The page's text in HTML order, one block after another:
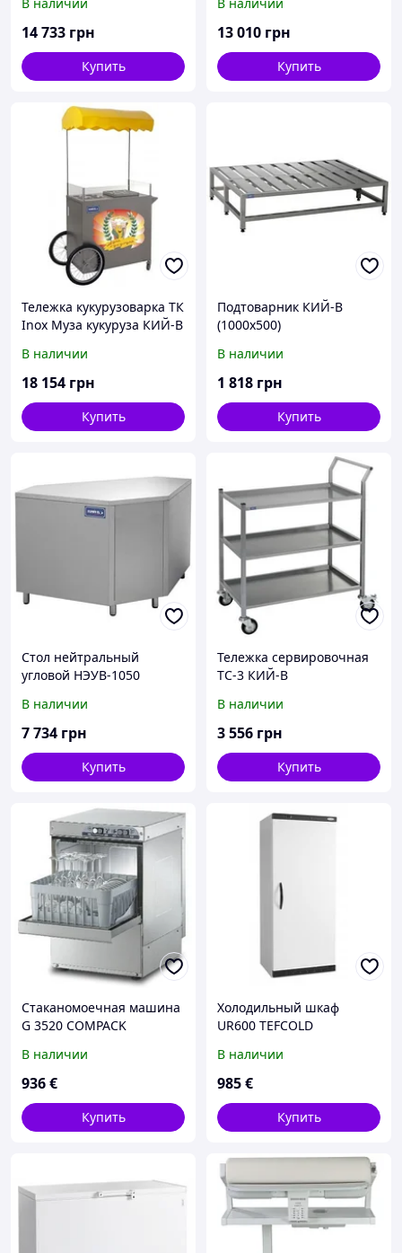
14 733 грн
Купить
13 010 грн
Купить
Тележка кукурузоварка ТК
Inox Муза кукуруза КИЙ-В
В наличии
18 154 грн
Купить
Подтоварник КИЙ-В
(1000х500)
В наличии
1 818 грн
Купить
Стол нейтральный
угловой НЭУВ-1050
(внутренний )
В наличии
7 734 грн
Купить
Тележка сервировочная
ТС-3 КИЙ-В
В наличии
3 556 грн
Купить
Стаканомоечная машина
G 3520 COMPACK
В наличии
936€
Купить
Холодильный шкаф
UR600 TEFCOLD
В наличии
985€
Купить